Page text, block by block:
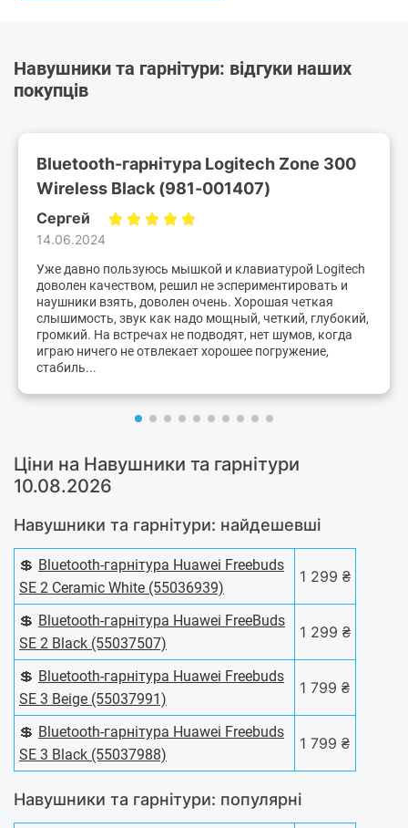
Навушники та гарнітури: відгуки наших
покупців
Bluetooth-гарнітура Logitech Zone 300
Wireless Black (981-001407)
Сергей
14.06.2024
Уже давно пользуюсь мышкой и клавиатурой Logitech
доволен качеством, решил не эспериментировать и
наушники взять, доволен очень. Хорошая четкая
слышимость, звук как надо мощный, четкий, глубокий,
громкий. На встречах не подводят, нет шумов, когда
играю ничего не отвлекает хорошее погружение,
стабиль...
Ціни на Навушники та гарнітури
10.08.2026
Навушники та гарнітури: найдешевші
💲 Bluetooth-гарнітура Huawei Freebuds
SE 2 Ceramic White (55036939)
1 299 ₴
💲 Bluetooth-гарнітура Huawei FreeBuds
SE 2 Black (55037507)
1 299 ₴
💲 Bluetooth-гарнітура Huawei Freebuds
SE 3 Beige (55037991)
1 799 ₴
💲 Bluetooth-гарнітура Huawei Freebuds
SE 3 Black (55037988)
1 799 ₴
Навушники та гарнітури: популярні